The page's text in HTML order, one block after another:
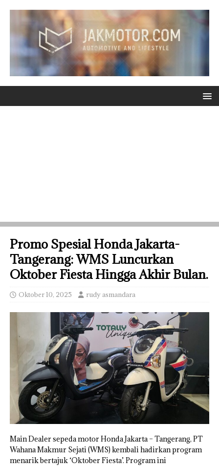
Promo Spesial Honda Jakarta-
Tangerang: WMS Luncurkan
Oktober Fiesta Hingga Akhir Bulan.
Oktober 10, 2025 rudy asmandara
Main Dealer sepeda motor Honda Jakarta – Tangerang, PT
Wahana Makmur Sejati (WMS) kembali hadirkan program
menarik bertajuk ‘Oktober Fiesta’. Program ini